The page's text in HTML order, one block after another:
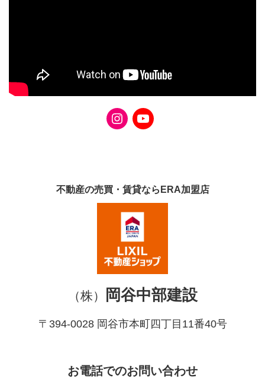
不動産の売買・賃貸ならERA加盟店
（株） 岡谷中部建設
〒394-0028 岡谷市本町四丁目11番40号
お電話でのお問い合わせ